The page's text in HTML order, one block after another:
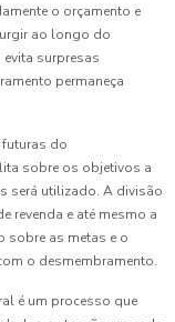
o orçamento e
ao longo do
surpresas
permaneça
do
sobre os objetivos a
será utilizado. A divisão
revenda e até mesmo a
sobre as metas e o
o desmembramento.
é um processo que